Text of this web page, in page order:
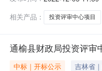
争
相关产品：
投资评审中心项目
通榆县财政局投资评审
中标｜开标公示 吉林省